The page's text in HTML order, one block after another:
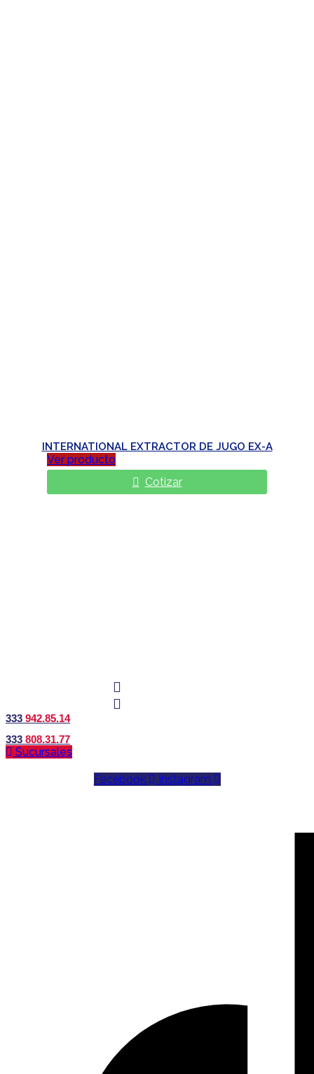
INTERNATIONAL EXTRACTOR DE JUGO EX-A
Ver producto
Cotizar
333 942.85.14
333 808.31.77
Sucursales
Facebook Instagram